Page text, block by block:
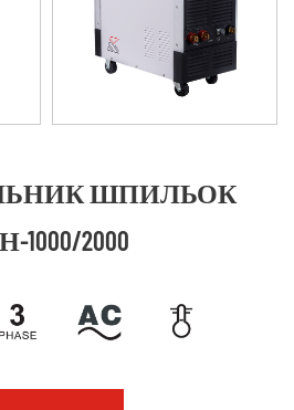
ШПИЛЬОК
1000/2000